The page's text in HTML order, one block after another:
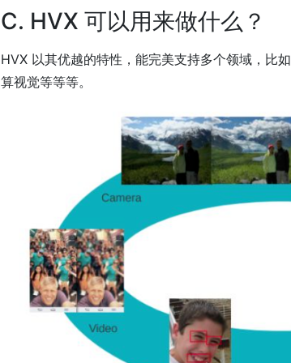
C. HVX 可以用来做什么？
HVX 以其优越的特性，能完美支持多个领域，比如
算视觉等等等。